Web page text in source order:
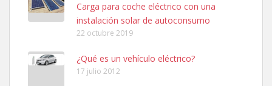
Carga para coche eléctrico con una
instalación solar de autoconsumo
22 octubre 2019
¿Qué es un vehículo eléctrico?
17 julio 2012